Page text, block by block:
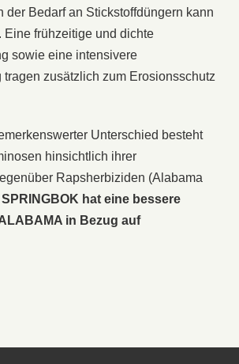
der Bedarf an Stickstoffdüngern kann
Eine frühzeitige und dichte
sowie eine intensivere
tragen zusätzlich zum Erosionsschutz
Unterschied besteht
hinsichtlich ihrer
Rapsherbiziden (Alabama
SPRINGBOK hat eine bessere
in Bezug auf